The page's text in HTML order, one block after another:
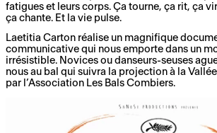
fatigues et leurs corps. Ça tourne, ça rit, ça
ça chante. Et la vie pulse.
Laetitia Carton réalise un magnifique
communicative qui nous emporte dans un
irrésistible. Novices ou danseurs-seuses
nous au bal qui suivra la projection à la
par l’Association Les Bals Combiers.